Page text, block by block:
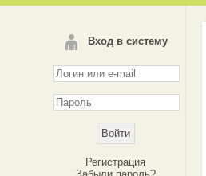
Вход в систему
Регистрация